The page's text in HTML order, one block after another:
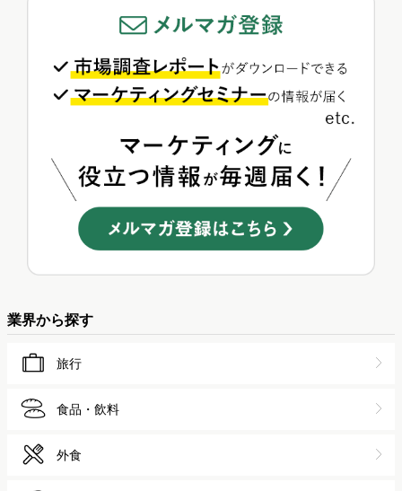
業界から探す
旅行
食品・飲料
外食